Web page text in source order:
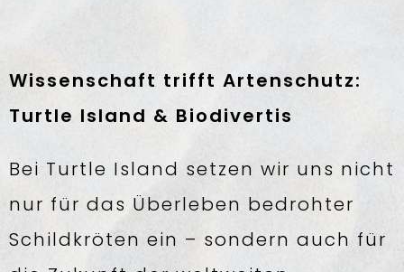
Wissenschaft trifft Artenschutz:
Turtle Island & Biodivertis
Bei Turtle Island setzen wir uns nicht
nur für das Überleben bedrohter
Schildkröten ein – sondern auch für